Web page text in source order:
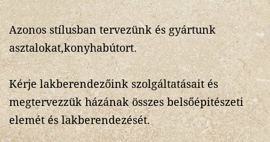
Azonos stílusban tervezünk és gyártunk
asztalokat,konyhabútort.
Kérje lakberendezőink szolgáltatásait és
megtervezzük házának összes belsőépitészeti
elemét és lakberendezését.